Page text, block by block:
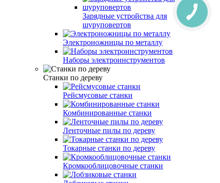
Зарядные устройства для
шуруповертов
Электроножницы по металлу
Наборы электроинструментов
Станки по дереву
Рейсмусовые станки
Комбинированные станки
Ленточные пилы по дереву
Токарные станки по дереву
Кромкооблицовочные станки